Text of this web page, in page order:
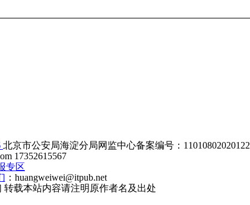
北京市公安局海淀分局网监中心备案编号：11010802020122
17352615567
专区
：huangweiwei@itpub.net
载本站内容请注明原作者名及出处